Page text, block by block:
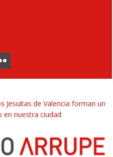
Jesuitas de Valencia forman un
en nuestra ciudad